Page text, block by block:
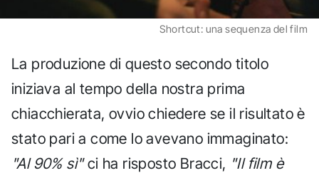
Shortcut: una sequenza del film
La produzione di questo secondo titolo
iniziava al tempo della nostra prima
chiacchierata, ovvio chiedere se il risultato è
stato pari a come lo avevano immaginato:
"Al 90% sì"ci ha risposto Bracci, "Il film è